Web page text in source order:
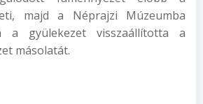
majd a Néprajzi Múzeumba
a gyülekezet visszaállította a
másolatát.